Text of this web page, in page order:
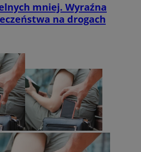
mniej. Wyraźna
na drogach